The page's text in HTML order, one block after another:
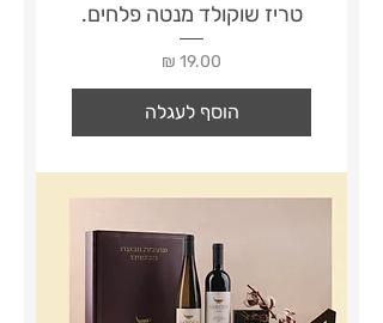
טריז שוקולד מנטה פלחים.
מחיר
הוסף לעגלה